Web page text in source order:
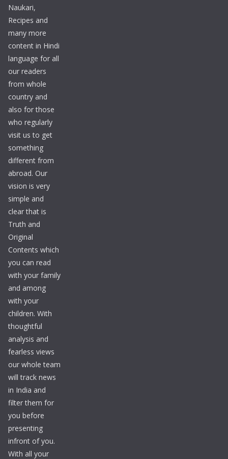
Naukari,
Recipes and
many more
content in Hindi
language for all
our readers
from whole
country and
also for those
who regularly
visit us to get
something
different from
abroad. Our
vision is very
simple and
clear that is
Truth and
Original
Contents which
you can read
with your family
and among
with your
children. With
thoughtful
analysis and
fearless views
our whole team
will track news
in India and
filter them for
you before
presenting
infront of you.
With all your